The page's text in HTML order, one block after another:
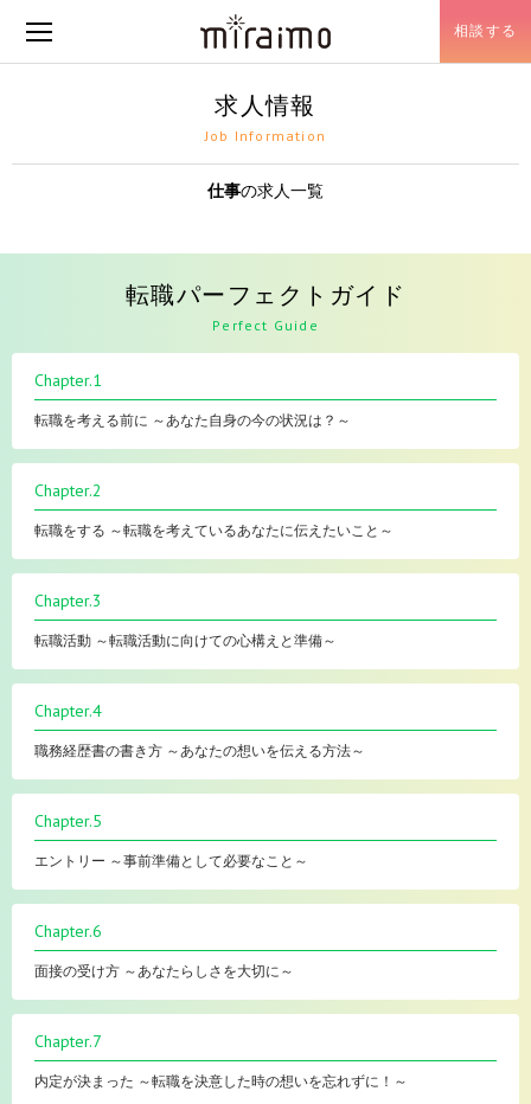
相談する
求人情報
Job Information
仕事の求人一覧
転職パーフェクトガイド
Perfect Guide
Chapter.1
転職を考える前に ～あなた自身の今の状況は？～
Chapter.2
転職をする ～転職を考えているあなたに伝えたいこと～
Chapter.3
転職活動 ～転職活動に向けての心構えと準備～
Chapter.4
職務経歴書の書き方 ～あなたの想いを伝える方法～
Chapter.5
エントリー ～事前準備として必要なこと～
Chapter.6
面接の受け方 ～あなたらしさを大切に～
Chapter.7
内定が決まった ～転職を決意した時の想いを忘れずに！～